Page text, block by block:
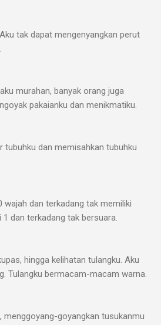
tak dapat mengenyangkan perut
murahan, banyak orang juga
pakaianku dan menikmatiku.
tubuhku dan memisahkan tubuhku
wajah dan terkadang tak memiliki
dan terkadang tak bersuara.
hingga kelihatan tulangku. Aku
Tulangku bermacam-macam warna.
menggoyang-goyangkan tusukanmu